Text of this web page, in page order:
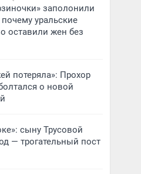
заполонили
почему уральские
оставили жен без
потеряла»: Прохор
о новой
сыну Трусовой
— трогательный пост